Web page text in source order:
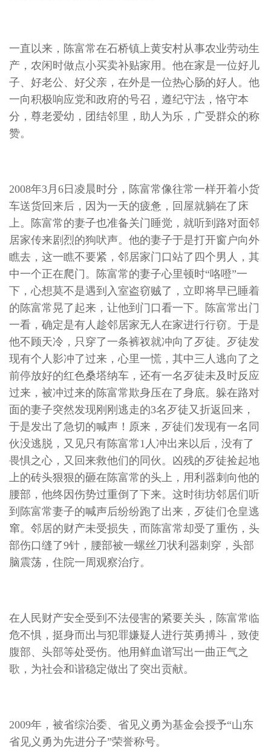
一直以来，陈富常在石桥镇上黄安村从事农业劳动生
产，农闲时做点小买卖补贴家用。他在家是一位好儿
子、好老公、好父亲，在外是一位热心肠的好人。他
一向积极响应党和政府的号召，遵纪守法，恪守本
分，尊老爱幼，团结邻里，助人为乐，广受群众的称
赞。
2008年3月6日凌晨时分，陈富常像往常一样开着小货
车送货回来后，因为一天的疲惫，回屋就躺在了床
上。陈富常的妻子也准备关门睡觉，就听到路对面邻
居家传来剧烈的狗吠声。他的妻子于是打开窗户向外
瞧去，这一瞧不要紧，邻居家门口站了四个男人，其
中一个正在爬门。陈富常的妻子心里顿时“咯噔”一
下，心想莫不是遇到入室盗窃贼了，立即将早已睡着
的陈富常晃了起来，让他到门口看一下。陈富常出门
一看，确定是有人趁邻居家无人在家进行行窃。于是
他不顾天冷，只穿了一条裤衩就冲向了歹徒。歹徒发
现有个人影冲了过来，心里一慌，其中三人逃向了之
前停放好的红色桑塔纳车，还有一名歹徒未及时反应
过来，被冲过来的陈富常欺身压在了身底。躲在路对
面的妻子突然发现刚刚逃走的3名歹徒又折返回来，
于是发出了急切的喊声！原来，歹徒们发现有一名同
伙没逃脱，又见只有陈富常1人冲出来以后，没有了
畏惧之心，又回来救他们的同伙。凶残的歹徒捡起地
上的砖头狠狠的砸在陈富常的头上，用利器刺向他的
腰部，他终因伤势过重倒了下来。这时街坊邻居们听
到陈富常妻子的喊声后纷纷跑了出来，歹徒们仓皇逃
窜。邻居的财产未受损失，而陈富常却受了重伤，头
部伤口缝了9针，腰部被一螺丝刀状利器刺穿，头部
脑震荡，住院一周观察治疗。
在人民财产安全受到不法侵害的紧要关头，陈富常临
危不惧，挺身而出与犯罪嫌疑人进行英勇搏斗，致使
腹部、头部等处受伤。他用鲜血谱写出一曲正气之
歌，为社会和谐稳定做出了突出贡献。
2009年，被省综治委、省见义勇为基金会授予“山东
省见义勇为先进分子”荣誉称号。